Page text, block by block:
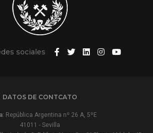
sociales
DATOS DE CONTCATO
: República Argentina nº 26 A, 5ºE
41011 - Sevilla